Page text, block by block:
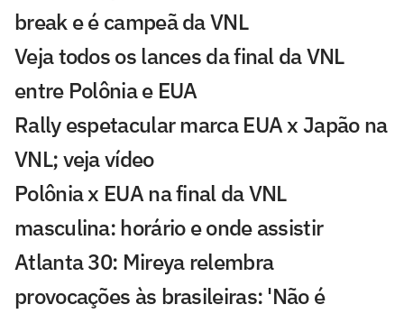
break e é campeã da VNL
Veja todos os lances da final da VNL
entre Polônia e EUA
Rally espetacular marca EUA x Japão na
VNL; veja vídeo
Polônia x EUA na final da VNL
masculina: horário e onde assistir
Atlanta 30: Mireya relembra
provocações às brasileiras: 'Não é